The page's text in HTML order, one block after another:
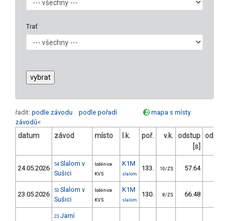
Trať
řadit: podle závodu podle pořadí
mapa s místy
závodů<
datum závod místo l.k. poř. v.k. odstup
[s]
odstup
24.05.2026 54 Slalom v
Sušici
loděnice
KVS
K1M
slalom
133. 10/ZS 57.64
23.05.2026 53 Slalom v
Sušici
loděnice
KVS
K1M
slalom
130. 8/ZS 66.48
23 Jarní